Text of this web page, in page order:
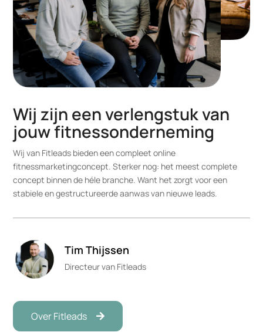
Wij zijn een verlengstuk van
jouw fitnessonderneming
Wij van Fitleads bieden een compleet online
fitnessmarketingconcept. Sterker nog: het meest complete
concept binnen de héle branche. Want het zorgt voor een
stabiele en gestructureerde aanwas van nieuwe leads.
Tim Thijssen
Directeur van Fitleads
Over Fitleads